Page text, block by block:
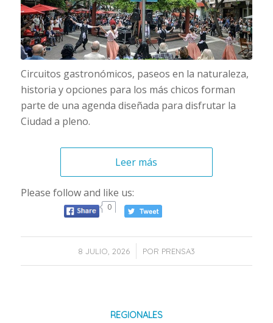
Circuitos gastronómicos, paseos en la naturaleza,
historia y opciones para los más chicos forman
parte de una agenda diseñada para disfrutar la
Ciudad a pleno.
Leer más
Please follow and like us:
0
8 JULIO, 2026
/ POR PRENSA3
REGIONALES